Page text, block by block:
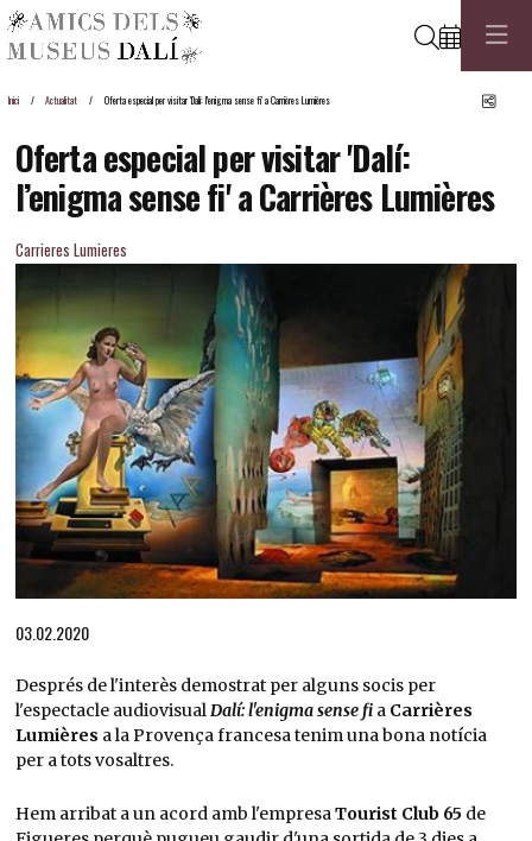
Cerca
Inici Actualitat Oferta especial per visitar 'Dalí: l’enigma sense fi' a Carrières Lumières
Oferta especial per visitar 'Dalí:
l’enigma sense fi' a Carrières Lumières
Carrieres Lumieres
03.02.2020
Després de l'interès demostrat per alguns socis per
l'espectacle audiovisualDalí: l'enigma sense fi a Carrières
Lumières a la Provença francesa tenim una bona notícia
per a tots vosaltres.
Hem arribat a un acord amb l'empresaTourist Club 65de